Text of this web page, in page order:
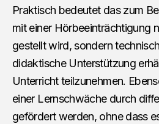
Praktisch bedeutet das zum
mit einer Hörbeeinträchtigung
gestellt wird, sondern
didaktische Unterstützung
Unterricht teilzunehmen.
einer Lernschwäche durch
gefördert werden, ohne dass